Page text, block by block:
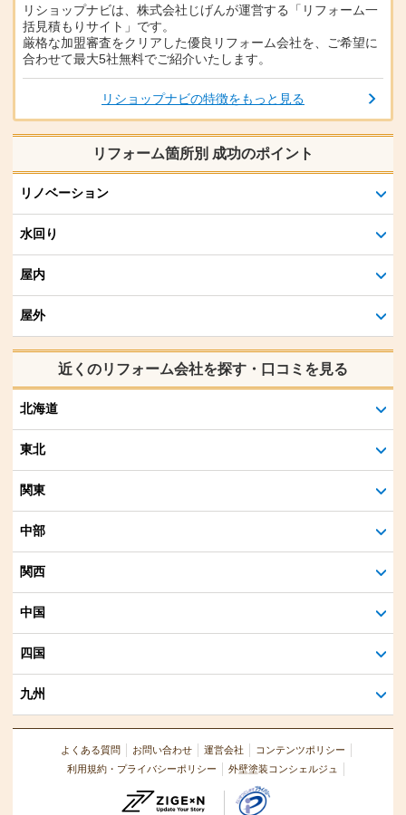
リショップナビは、株式会社じげんが運営する「リフォーム一
括見積もりサイト」です。
厳格な加盟審査をクリアした優良リフォーム会社を、ご希望に
合わせて最大5社無料でご紹介いたします。
リショップナビの特徴をもっと見る
リフォーム箇所別 成功のポイント
リノベーション
水回り
屋内
屋外
近くのリフォーム会社を探す・口コミを見る
北海道
東北
関東
中部
関西
中国
四国
九州
よくある質問 お問い合わせ 運営会社
コンテンツポリシー
利用規約・プライバシーポリシー
外壁塗装コンシェルジュ